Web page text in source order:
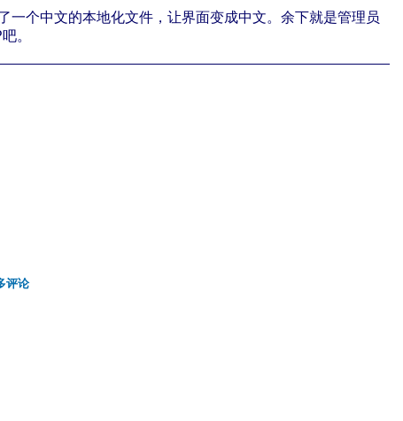
个中文的本地化文件，让界面变成中文。余下就是管理员
。
评论